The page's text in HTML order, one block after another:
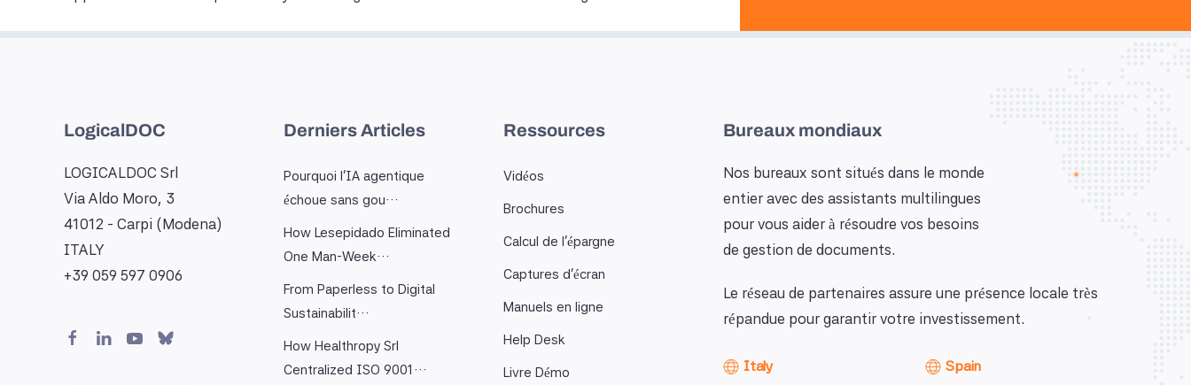
LogicalDOC
LOGICALDOC Srl
Via Aldo Moro, 3
41012 - Carpi (Modena)
ITALY
+39 059 597 0906
Derniers Articles
Pourquoi l'IA agentique
échoue sans gou…
How Lesepidado Eliminated
One Man-Week…
From Paperless to Digital
Sustainabilit…
How Healthropy Srl
Centralized ISO 9001…
Ressources
Vidéos
Brochures
Calcul de l'épargne
Captures d'écran
Manuels en ligne
Help Desk
Livre Démo
Bureaux mondiaux
Nos bureaux sont situés dans le monde
entier avec des assistants multilingues
pour vous aider à résoudre vos besoins
de gestion de documents.
Le réseau de partenaires assure une présence locale très
répandue pour garantir votre investissement.
Italy
Spain